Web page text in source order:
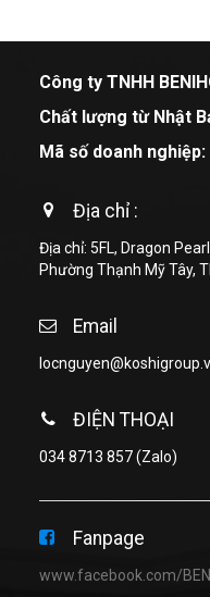
Công ty TNHH
Chất lượng từ Nhật
Mã số doanh
Địa chỉ :
Địa chỉ: 5FL, Dragon
Phường Thạnh Mỹ Tây,
Email
ĐIỆN THOẠI
034 8713 857(Zalo)
Fanpage
www.facebook.com/